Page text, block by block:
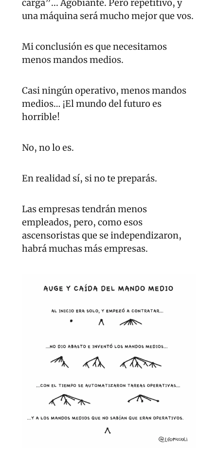
carga”... Agobiante. Pero repetitivo, y
una máquina será mucho mejor que vos.
Mi conclusión es que necesitamos
menos mandos medios.
Casi ningún operativo, menos mandos
medios… ¡El mundo del futuro es
horrible!
No, no lo es.
En realidad sí, si no te preparás.
Las empresas tendrán menos
empleados, pero, como esos
ascensoristas que se independizaron,
habrá muchas más empresas.